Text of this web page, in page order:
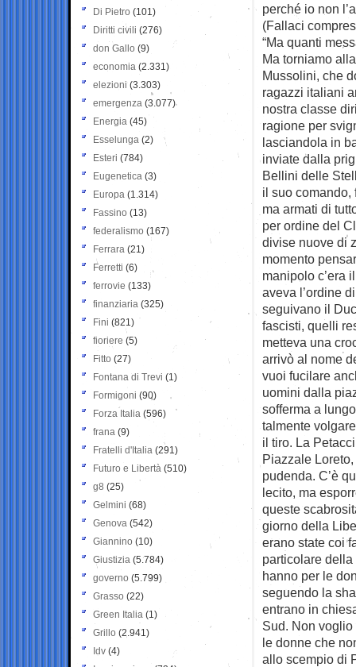
perché io non
(Fallaci
“Ma quanti
Ma torniamo
Mussolini, che
ragazzi italiani
nostra classe
ragione per
lasciandola in
inviate dalla
Bellini delle
il suo comando,
ma armati di
per ordine del
divise nuove di
momento
manipolo c’era
aveva l’ordine
seguivano il
fascisti, quelli
metteva una
arrivò al nome
vuoi fucilare
uomini dalla
sofferma a
talmente
il tiro. La
Piazzale
pudenda. C’è
lecito, ma
queste
giorno della
erano state coi
particolare
hanno per le
seguendo la
entrano in
Sud. Non
le donne che
allo scempio di
Di Pietro (101)
Diritti civili (276)
don Gallo (9)
economia (2.331)
elezioni (3.303)
emergenza (3.077)
Energia (45)
Esselunga (2)
Esteri (784)
Eugenetica (3)
Europa (1.314)
Fassino (13)
federalismo (167)
Ferrara (21)
Ferretti (6)
ferrovie (133)
finanziaria (325)
Fini (821)
fioriere (5)
Fitto (27)
Fontana di Trevi (1)
Formigoni (90)
Forza Italia (596)
frana (9)
Fratelli d'Italia (291)
Futuro e Libertà (510)
g8 (25)
Gelmini (68)
Genova (542)
Giannino (10)
Giustizia (5.784)
governo (5.799)
Grasso (22)
Green Italia (1)
Grillo (2.941)
Idv (4)